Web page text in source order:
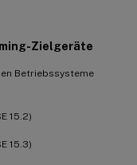
Zielgeräte
Betriebssysteme
15.2)
15.3)